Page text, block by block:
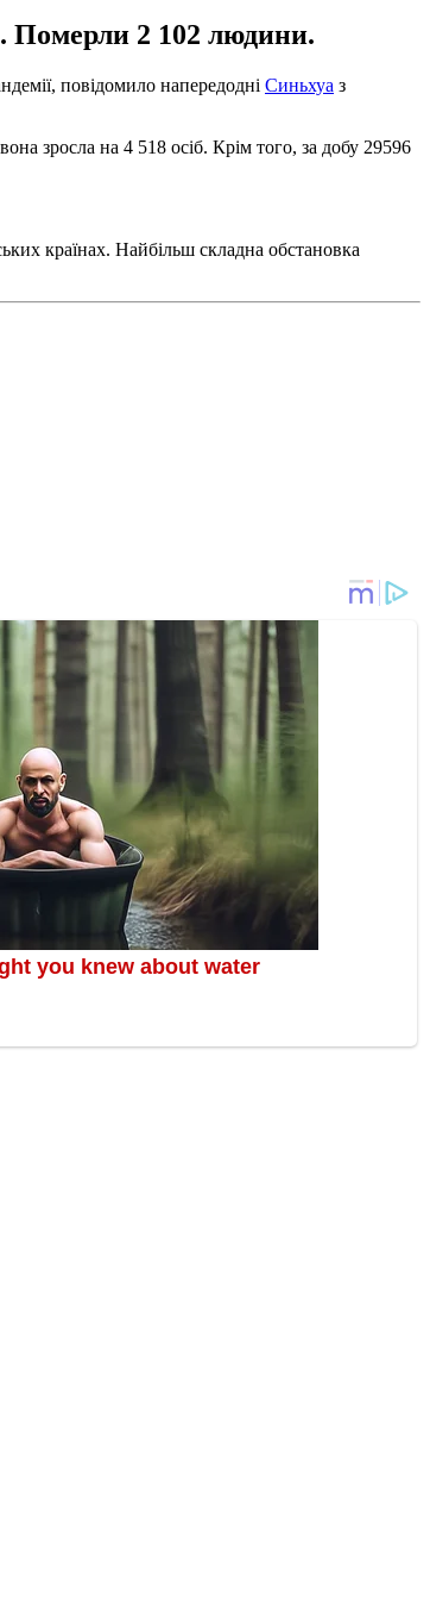
Померли 2 102 людини.
повідомило напередодні Синьхуа з
зросла на 4 518 осіб. Крім того, за добу 29596
країнах. Найбільш складна обстановка